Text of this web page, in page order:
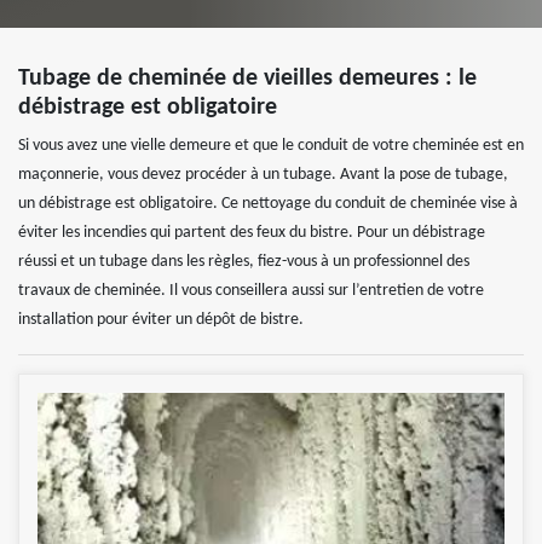
Tubage de cheminée de vieilles demeures : le
débistrage est obligatoire
Si vous avez une vielle demeure et que le conduit de votre cheminée est en
maçonnerie, vous devez procéder à un tubage. Avant la pose de tubage,
un débistrage est obligatoire. Ce nettoyage du conduit de cheminée vise à
éviter les incendies qui partent des feux du bistre. Pour un débistrage
réussi et un tubage dans les règles, fiez-vous à un professionnel des
travaux de cheminée. Il vous conseillera aussi sur l’entretien de votre
installation pour éviter un dépôt de bistre.